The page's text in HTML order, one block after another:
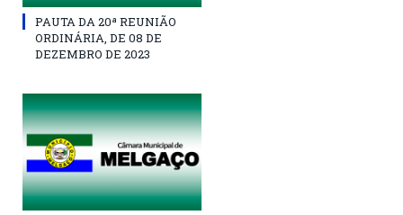
PAUTA DA 20ª REUNIÃO
ORDINÁRIA, DE 08 DE
DEZEMBRO DE 2023